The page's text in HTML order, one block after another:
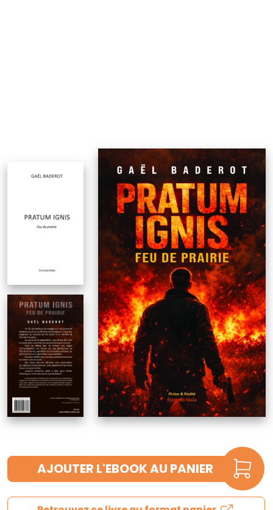
AJOUTER L'EBOOK AU PANIER